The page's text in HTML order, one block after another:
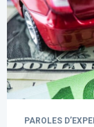
PAROLES